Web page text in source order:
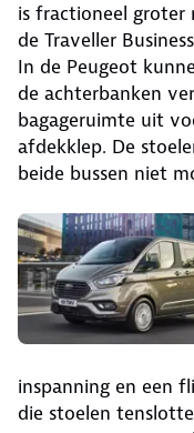
is fractioneel groter
de Traveller
In de Peugeot
de achterbanken
bagageruimte uit
afdekklep. De
beide bussen niet
inspanning en een
die stoelen